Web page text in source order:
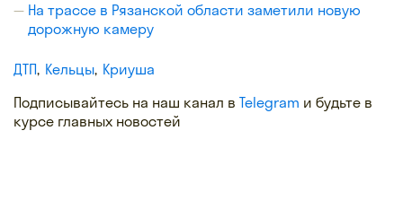
На трассе в Рязанской области заметили новую
дорожную камеру
ДТП Кельцы Криуша
Подписывайтесь на наш канал в Telegram и будьте в
курсе главных новостей